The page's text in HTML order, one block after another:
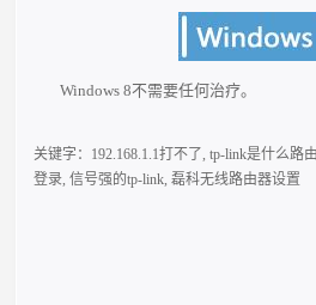
Windows 8不需要任何治疗。
关键字： 192.168.1.1打不了,tp-link是什么路
登录,信号强的tp-link,磊科无线路由器设置